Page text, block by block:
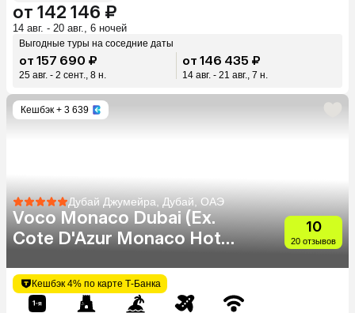
от 142 146 ₽
14 авг. - 20 авг., 6 ночей
Выгодные туры на соседние даты
от 157 690 ₽
25 авг. - 2 сент., 8 н.
от 146 435 ₽
14 авг. - 21 авг., 7 н.
Кешбэк + 3 639
Дубай Джумейра, Дубай, ОАЭ
Voco Monaco Dubai (Ex.
Cote D'Azur Monaco Hotel)
10
20 отзывов
Кешбэк 4% по карте Т-Банка